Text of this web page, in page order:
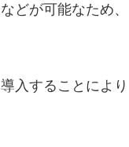
どが可能なため、
入することにより